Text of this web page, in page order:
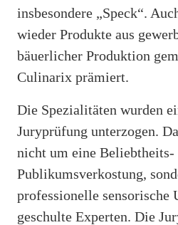
insbesondere „Speck“.
wieder Produkte aus
bäuerlicher Produktion
Culinarix prämiert.
Die Spezialitäten wurden
Juryprüfung unterzogen.
nicht um eine Beliebtheits-
Publikumsverkostung,
professionelle sensorische
geschulte Experten. Die